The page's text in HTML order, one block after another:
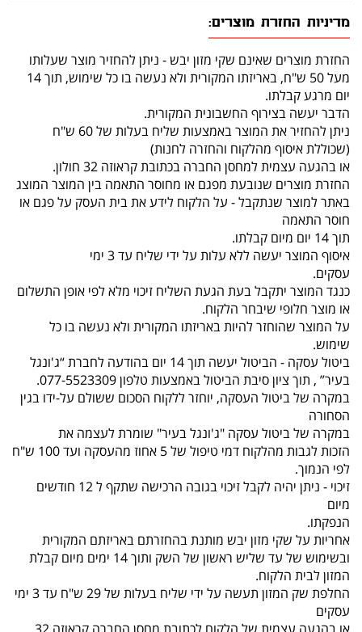
מדיניות החזרת מוצרים:
החזרת מוצרים שאינם שקי מזון יבש - ניתן להחזיר מוצר שעלותו
מעל 50 ש"ח, באריזתו המקורית ולא נעשה בו כל שימוש, תוך 14
יום מרגע קבלתו.
הדבר יעשה בצירוף החשבונית המקורית.
ניתן להחזיר את המוצר באמצעות שליח בעלות של 60 ש"ח
(שכוללת איסוף מהלקוח והחזרה לחנות)
או בהגעה עצמית למחסן החברה בכתובת קראוזה 32 חולון.
החזרת מוצרים שנובעת מפגם או מחוסר התאמה בין המוצר המוצג
באתר למוצר שנתקבל - על הלקוח לידע את בית העסק על פגם או
חוסר התאמה
תוך 14 יום מיום קבלתו.
איסוף המוצר יעשה ללא עלות על ידי שליח עד 3 ימי
עסקים.
כנגד המוצר יתקבל בעת הגעת השליח זיכוי מלא לפי אופן התשלום
או מוצר חלופי שיבחר הלקוח.
על המוצר שהוחזר להיות באריזתו המקורית ולא נעשה בו כל
שימוש.
ביטול עסקה - הביטול יעשה תוך 14 יום בהודעה לחברת “ג'ונגל
בעיר” , תוך ציון סיבת הביטול באמצעות טלפון 077-5523309.
במקרה של ביטול העסקה, יוחזר ללקוח הסכום ששולם על-ידו בגין
הסחורה
במקרה של ביטול עסקה "ג'ונגל בעיר" שומרת לעצמה את
הזכות לגבות מהלקוח דמי טיפול של 5 אחוז מהעסקה ועד 100 ש"ח
לפי הנמוך.
זיכוי - ניתן יהיה לקבל זיכוי בגובה הרכישה שתקף ל 12 חודשים
מיום
הנפקתו.
אחריות על שקי מזון יבש מותנת בהחזרתם באריזתם המקורית
ובשימוש של עד שליש ראשון של השק ותוך 14 ימים מיום קבלת
המזון לבית הלקוח.
החלפת שק המזון תעשה על ידי שליח בעלות של 29 ש"ח עד 3 ימי
עסקים